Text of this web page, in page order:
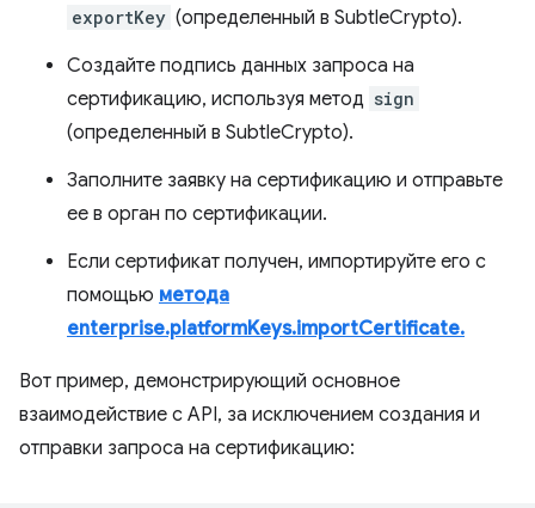
exportKey (определенный в SubtleCrypto).
Создайте подпись данных запроса на
сертификацию, используя метод sign
(определенный в SubtleCrypto).
Заполните заявку на сертификацию и отправьте
ее в орган по сертификации.
Если сертификат получен, импортируйте его с
помощью метода
enterprise.platformKeys.importCertificate.
Вот пример, демонстрирующий основное
взаимодействие с API, за исключением создания и
отправки запроса на сертификацию: